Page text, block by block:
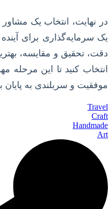
در نهایت، انتخاب یک مشاور
یک سرمایه‌گذاری برای
دقت، تحقیق و مقایسه،
انتخاب کنید تا این مرحله
موفقیت و سربلندی به پایان
Travel
Craft
Handmade
Art